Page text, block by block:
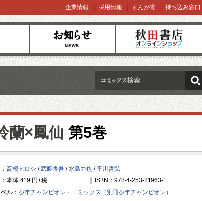
お知らせ オンラインショップ
企業情報 採用情報 まんが賞 持ち込み窓口
検索
蘭×鳳仙 第5巻
高橋ヒロシ /武藤将吾 /水島力也 /平川哲弘
：本体 419 円+税
ISBN：978-4-253-21963-1
ル： 少年チャンピオン・コミックス（別冊少年チャンピオン）